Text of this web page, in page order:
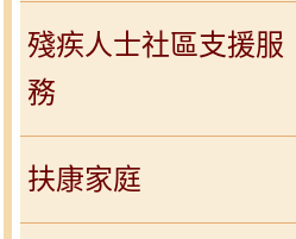
殘疾人士社區支援服
務
扶康家庭